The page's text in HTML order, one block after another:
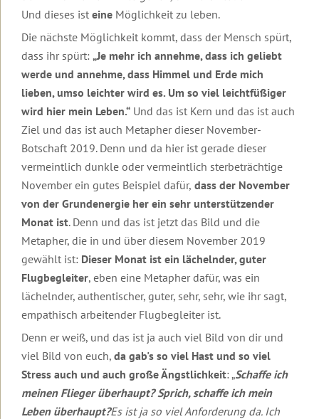
Gesundheit
Frauen-
Seminare
Männer-
Seminare
Beziehung
&
Partnerschaft
Führungskräfte-
Seminare
Sonderevents
Angebote
für
TT-
Therapeuten
Online-
Events
dir
Was
gibt
Halt
und
in
anspruchsvollen
Zeiten?
Wie
wahre
gelingt
Online-
Events
FAQ:
Häufig
gestellte
Fragen
Videos
Lesbos
Rückmeldungen
Seminarteilnehmer
zum
Transformationsprozess
der
Ausbildung
Organisatorische
Daten
und
Kosten
Gruppen,
Termine
und
Hotels
Rückmeldungen
Video
zur
Ausbildung
und
Ziele
Organisatorische
Daten
Kosten
2027
Rückmeldungen
Ablauf
Einleitung
Begleitende
Literatur
Anmeldeformulare
Broschüren
Videos
Seminaren
und
Ausbildungen
Ändere
deine
Gedanken
dein
Leben
sich
Roberts
Brief
Einleitung
2025
2024
2023
2022
Archiv
Podcast
von
Robert
Betz
Geistige
Welt
alle
Freunde
Botschaften
der
Geistigen
Welt
2022
Und dieses ist eine Möglichkeit zu leben.
Die nächste Möglichkeit kommt, dass der Mensch spürt,
dass ihr spürt: „Je mehr ich annehme, dass ich geliebt
werde und annehme, dass Himmel und Erde mich
lieben, umso leichter wird es. Um so viel leichtfüßiger
wird hier mein Leben.“ Und das ist Kern und das ist auch
Ziel und das ist auch Metapher dieser November-
Botschaft 2019. Denn und da hier ist gerade dieser
vermeintlich dunkle oder vermeintlich sterbeträchtige
November ein gutes Beispiel dafür, dass der November
von der Grundenergie her ein sehr unterstützender
Monat ist. Denn und das ist jetzt das Bild und die
Metapher, die in und über diesem November 2019
gewählt ist: Dieser Monat ist ein lächelnder, guter
Flugbegleiter, eben eine Metapher dafür, was ein
lächelnder, authentischer, guter, sehr, sehr, wie ihr sagt,
empathisch arbeitender Flugbegleiter ist.
Denn er weiß, und das ist ja auch viel Bild von dir und
viel Bild von euch, da gab's so viel Hast und so viel
Stress auch und auch große Ängstlichkeit: „Schaffe ich
meinen Flieger überhaupt? Sprich, schaffe ich mein
Leben überhaupt?Es ist ja so viel Anforderung da. Ich